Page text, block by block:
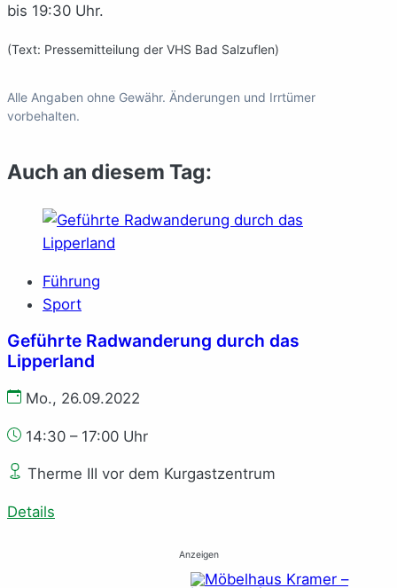
bis 19:30 Uhr.
(Text: Pressemitteilung der VHS Bad Salzuflen)
Alle Angaben ohne Gewähr. Änderungen und Irrtümer
vorbehalten.
Auch an diesem Tag:
Führung
Sport
Geführte Radwanderung durch das
Lipperland
Mo., 26.09.2022
14:30 – 17:00 Uhr
Therme III vor dem Kurgastzentrum
Details
Anzeigen